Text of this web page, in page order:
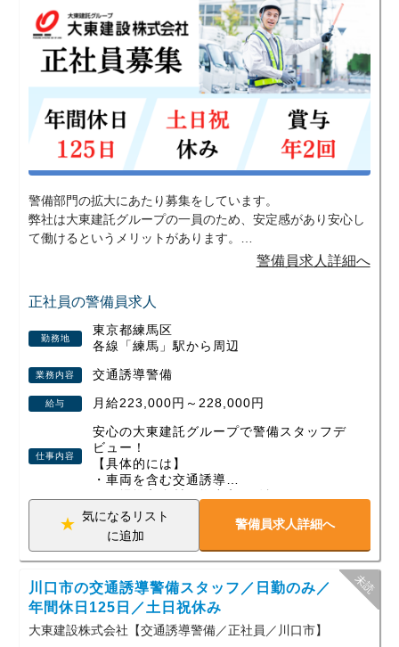
「イベントが好き」
「非日常な現場で働いてみたい」
そんな若手スタッフからも好評です。
※配属は希望・適性を考慮します
正社員の警備員求人
勤務地
東京都練馬区
各線「練馬」駅から周辺
業務内容 交通誘導警備
給与 月給223,000円～228,000円
仕事内容
安心の大東建託グループで警備スタッフデ
ビュー！
【具体的には】
・車両を含む交通誘導
・現場搬入資材の搬出入の確認
・近隣住人への対応 などの工場現場での
警備業務です。
【働きやすい環境】
１）正社員雇用のため天候によって給与が
左右されません。
２）年単位での案件に携わるため現場固定
で出勤先が日々変わったりしません。
３）年間休日125日あるのでプライベート
警備部門の拡大にあたり募集をしています。
弊社は大東建託グループの一員のため、安定感があり安心し
て働けるというメリットがあります。
安定した環境で働きたい人や未経験から資格やスキルを身に
少しでも興味を持って頂けたら、是非ご応募ください。
警備員求人詳細へ
気になるリスト
に追加
警備員求人詳細へ
川口市の交通誘導警備スタッフ／日勤のみ／
年間休日125日／土日祝休み
大東建設株式会社【交通誘導警備／正社員／川口市】